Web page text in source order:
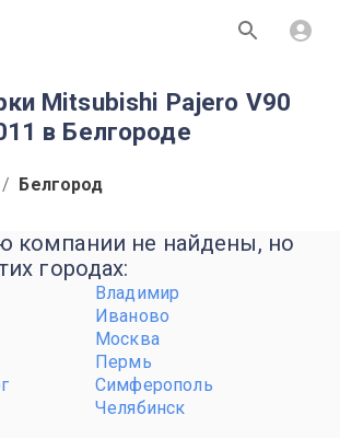
Mitsubishi Pajero V90
в Белгороде
/ Белгород
компании не найдены, но
городах:
Владимир
Иваново
Москва
Пермь
Симферополь
Челябинск